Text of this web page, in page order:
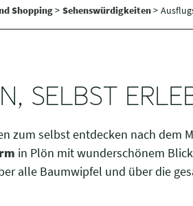
Shopping> Sehenswürdigkeiten>
SELBST
zum selbst entdecken nach dem
in Plön mit wunderschönem
alle Baumwipfel und über die